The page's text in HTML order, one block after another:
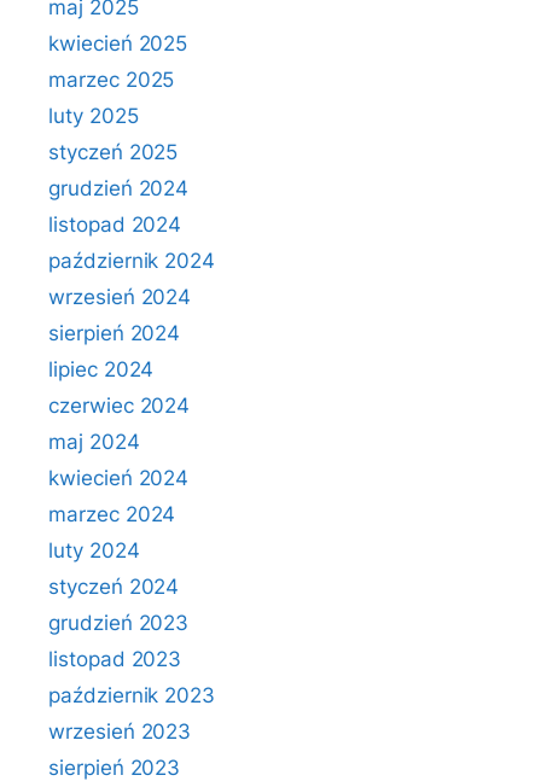
maj 2025
kwiecień 2025
marzec 2025
luty 2025
styczeń 2025
grudzień 2024
listopad 2024
październik 2024
wrzesień 2024
sierpień 2024
lipiec 2024
czerwiec 2024
maj 2024
kwiecień 2024
marzec 2024
luty 2024
styczeń 2024
grudzień 2023
listopad 2023
październik 2023
wrzesień 2023
sierpień 2023